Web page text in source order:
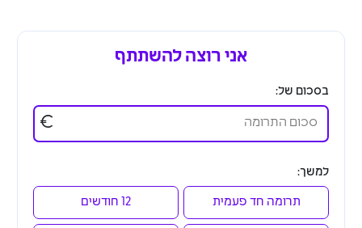
אני רוצה להשתתף
בסכום של:
€
למשך:
תרומה חד פעמית 12 חודשים